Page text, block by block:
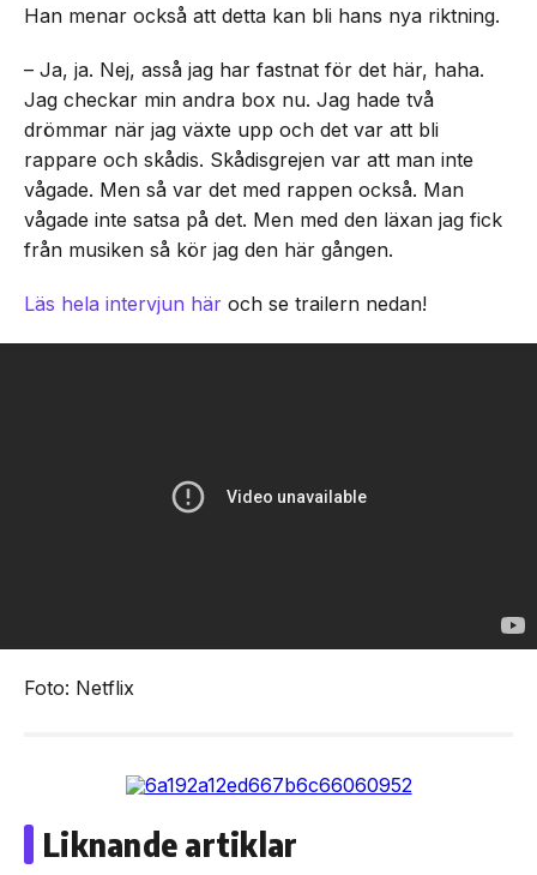
Han menar också att detta kan bli hans nya riktning.
– Ja, ja. Nej, asså jag har fastnat för det här, haha.
Jag checkar min andra box nu. Jag hade två
drömmar när jag växte upp och det var att bli
rappare och skådis. Skådisgrejen var att man inte
vågade. Men så var det med rappen också. Man
vågade inte satsa på det. Men med den läxan jag fick
från musiken så kör jag den här gången.
Läs hela intervjun här och se trailern nedan!
Foto: Netflix
Liknande artiklar